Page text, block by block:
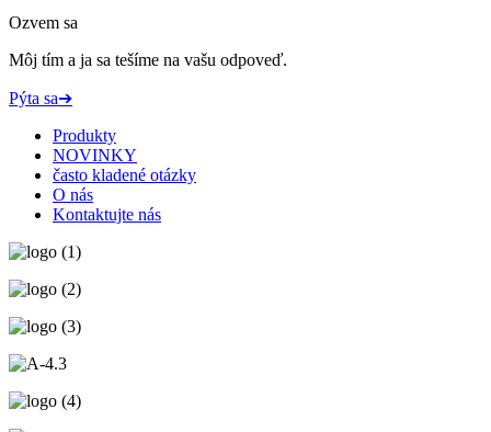
Ozvem sa
Môj tím a ja sa tešíme na vašu odpoveď.
Pýta sa➔
Produkty
NOVINKY
často kladené otázky
O nás
Kontaktujte nás